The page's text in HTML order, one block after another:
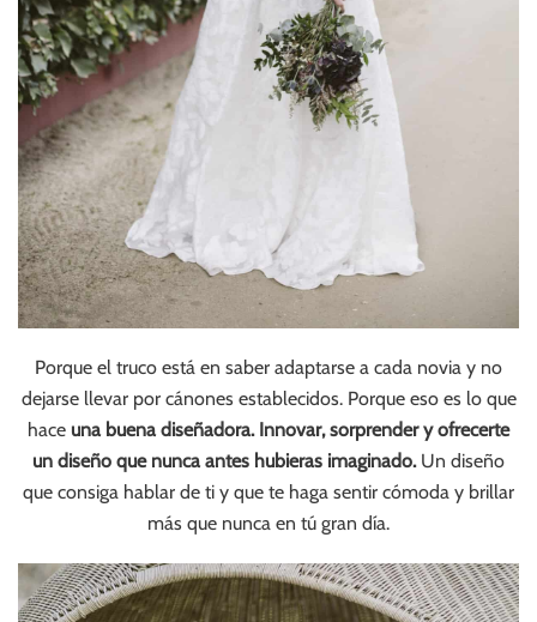
Porque el truco está en saber adaptarse a cada novia y no
dejarse llevar por cánones establecidos. Porque eso es lo que
hace una buena diseñadora. Innovar, sorprender y ofrecerte
un diseño que nunca antes hubieras imaginado. Un diseño
que consiga hablar de ti y que te haga sentir cómoda y brillar
más que nunca en tú gran día.